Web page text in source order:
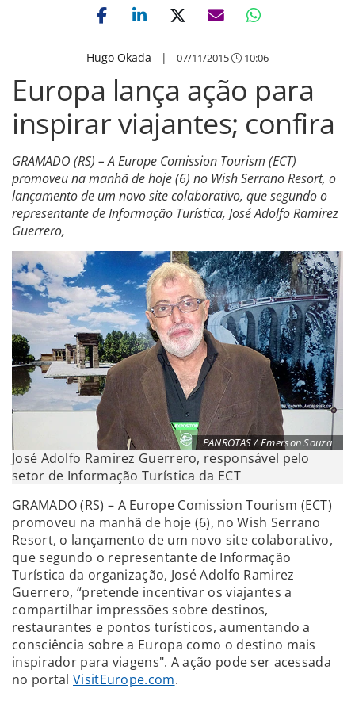
Hugo Okada | 07/11/2015 10:06
Europa lança ação para
inspirar viajantes; confira
GRAMADO (RS) – A Europe Comission Tourism (ECT)
promoveu na manhã de hoje (6) no Wish Serrano Resort, o
lançamento de um novo site colaborativo, que segundo o
representante de Informação Turística, José Adolfo Ramirez
Guerrero,
PANROTAS / Emerson Souza
José Adolfo Ramirez Guerrero, responsável pelo
setor de Informação Turística da ECT
GRAMADO (RS) – A Europe Comission Tourism (ECT)
promoveu na manhã de hoje (6), no Wish Serrano
Resort, o lançamento de um novo site colaborativo,
que segundo o representante de Informação
Turística da organização, José Adolfo Ramirez
Guerrero, “pretende incentivar os viajantes a
compartilhar impressões sobre destinos,
restaurantes e pontos turísticos, aumentando a
consciência sobre a Europa como o destino mais
inspirador para viagens". A ação pode ser acessada
no portalVisitEurope.com.